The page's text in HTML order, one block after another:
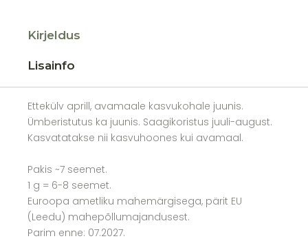
Kirjeldus
Lisainfo
Ettekülv aprill, avamaale kasvukohale juunis.
Ümberistutus ka juunis. Saagikoristus juuli-august.
Kasvatatakse nii kasvuhoones kui avamaal.
Pakis ~7 seemet.
1 g = 6-8 seemet.
Euroopa ametliku mahemärgisega, pärit EU
(Leedu) mahepõllumajandusest.
Parim enne: 07.2027.